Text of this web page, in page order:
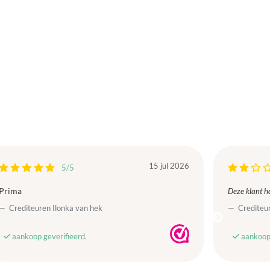
5/5 15 jul 2026
Crediteuren Ilonka van hek
aankoop geverifieerd.
Deze klant